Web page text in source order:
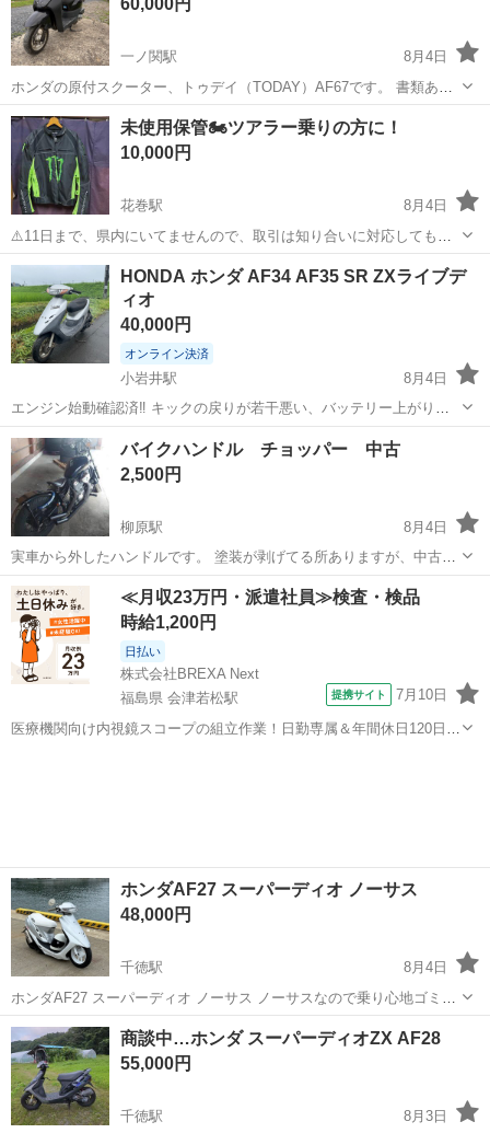
60,000円
一ノ関駅
8月4日
ホンダの原付スクーター、トゥデイ（TODAY）AF67です。 書類あり
(販売証明書) 機関良好、セル・キック始動OK 基本動作、走る曲がる止
まるOK 前後ブレーキOK 灯火類OK タイヤ溝あり 自賠責保険とれば即
乗り可能です...
岩手 一関市 一ノ関駅
未使用保管🏍️ツアラー乗りの方に！
10,000円
花巻駅
8月4日
⚠️11日まで、県内にいてませんので、取引は知り合いに対応してもら
います。 ◾未使用保管 ◾サイズ・xxxl ◾インナー取り外し可能 ◾安全パ
ット入ってます！
岩手 花巻市 その他
HONDA ホンダ AF34 AF35 SR ZXライブデ
ィオ
40,000円
オンライン決済
小岩井駅
8月4日
エンジン始動確認済‼️ キックの戻りが若干悪い、バッテリー上がりく
らいで現在走る曲がる止まるできております。 古い中古車両になりま
すので現状販売ご理解よろしくお願いします。公道を走る際は点検の
岩手 滝沢市 小岩井駅
バイクハンドル チョッパー 中古
2,500円
柳原駅
8月4日
実車から外したハンドルです。 塗装が剥げてる所ありますが、中古で
すのでご理解ある方のみお願いします。
岩手 北上市 柳原駅 バイク ハンドル
≪月収23万円・派遣社員≫検査・検品
時給1,200円
日払い
株式会社BREXA Next
福島県 会津若松駅
提携サイト 7月10日
医療機関向け内視鏡スコープの組立作業！日勤専属＆年間休日120日
ホンダAF27 スーパーディオ ノーサス
48,000円
千徳駅
8月4日
ホンダAF27 スーパーディオ ノーサス ノーサスなので乗り心地ゴミで
すが70近くはしります。 全体的にボロく外装のネジ無かったり割れて
たりですが走れてるので大丈夫そうです。 売れても売れなくてもって
感じなのでとりあえずこ...
岩手 宮古市 千徳駅 バイク
商談中…ホンダ スーパーディオZX AF28
55,000円
千徳駅 8月3日